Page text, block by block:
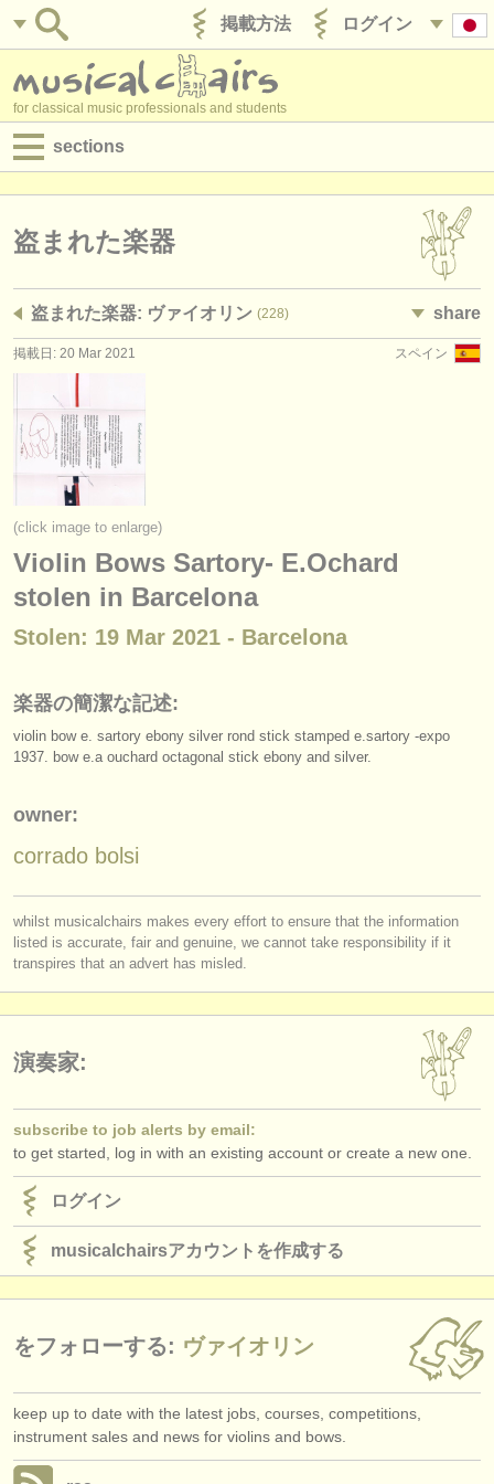
ログイン
掲載方法
for classical music professionals and students
sections
求人情報 (演奏関係の職)
求人情報 (管理者関連の職)
degree courses
講習会
コンクール
楽器の販売
盗まれた楽器
ディレクトリー:
オーケストラ
音楽学校
ユース オーケストラ
musicalchairsについて
お問い合わせ
rss feeds
クラシック音楽ニュース
ATSfaq
ログイン
盗まれた楽器
盗まれた楽器: ヴァイオリン (228) share
スペイン
掲載日: 20 Mar 2021
(click image to enlarge)
Violin Bows Sartory- E.Ochard
stolen in Barcelona
Stolen: 19 Mar 2021 - Barcelona
楽器の簡潔な記述:
violin bow e. sartory ebony silver rond stick stamped e.sartory -expo
1937. bow e.a ouchard octagonal stick ebony and silver.
owner:
corrado bolsi
whilst musicalchairs makes every effort to ensure that the information
listed is accurate, fair and genuine, we cannot take responsibility if it
transpires that an advert has misled.
演奏家:
subscribe to job alerts by email:
to get started, log in with an existing account or create a new one.
ログイン
musicalchairsアカウントを作成する
をフォローする: ヴァイオリン
keep up to date with the latest jobs, courses, competitions,
instrument sales and news for violins and bows.